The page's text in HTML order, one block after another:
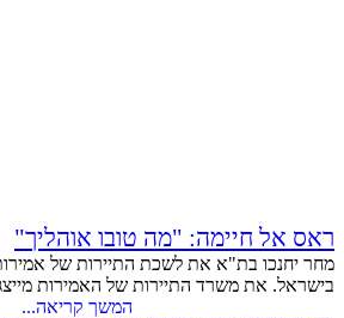
ראס אל חיימה: "מה טובו אוהליך"
מחר יחנכו בת"א את לשכת התיירות של
בישראל. את משרד התיירות של האמירות
המשך קריאה...